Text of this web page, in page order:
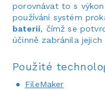
porovnávat to s
používání systém
baterií, čímž se
účinně zabránila jejich
Použité
FileMaker